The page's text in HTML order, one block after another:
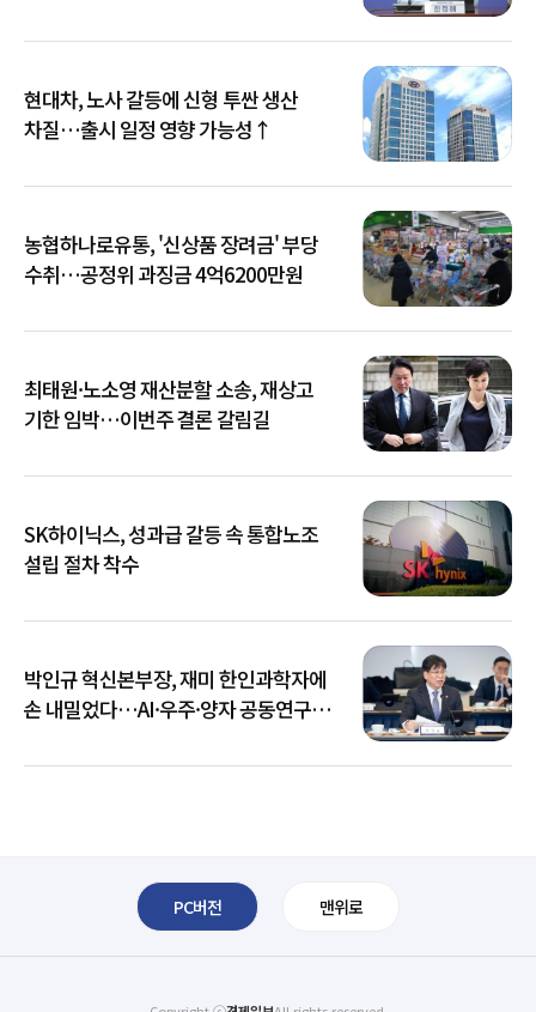
현대차, 노사 갈등에 신형 투싼 생산
차질…출시 일정 영향 가능성↑
농협하나로유통, '신상품 장려금' 부당
수취…공정위 과징금 4억6200만원
최태원·노소영 재산분할 소송, 재상고
기한 임박…이번주 결론 갈림길
SK하이닉스, 성과급 갈등 속 통합노조
설립 절차 착수
박인규 혁신본부장, 재미 한인과학자에
손 내밀었다…AI·우주·양자 공동연구
PC버전 맨위로